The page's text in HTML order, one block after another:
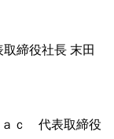
取締役社長 末田